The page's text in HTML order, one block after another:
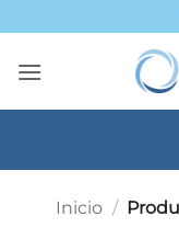
al
contenido
Inicio /